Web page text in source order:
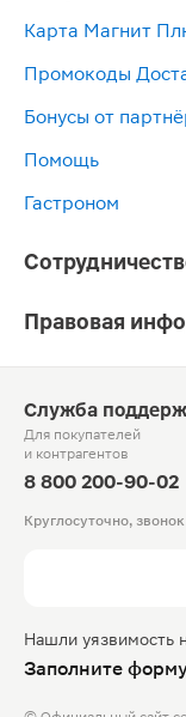
Карта Магнит
Промокоды
Бонусы от
Помощь
Гастроном
Правовая
Служба
Для покупателей
и контрагентов
8 800 200-90-02
Круглосуточно,
Нашли уязвимость
Заполните